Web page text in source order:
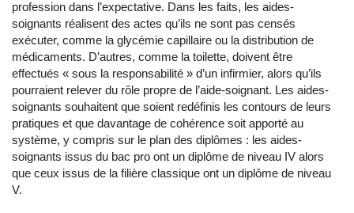
profession dans l’expectative. Dans les faits, les aides-
soignants réalisent des actes qu’ils ne sont pas censés
exécuter, comme la glycémie capillaire ou la distribution de
médicaments. D’autres, comme la toilette, doivent être
effectués « sous la responsabilité » d’un infirmier, alors qu’ils
pourraient relever du rôle propre de l’aide-soignant. Les aides-
soignants souhaitent que soient redéfinis les contours de leurs
pratiques et que davantage de cohérence soit apporté au
système, y compris sur le plan des diplômes : les aides-
soignants issus du bac pro ont un diplôme de niveau IV alors
que ceux issus de la filière classique ont un diplôme de niveau
V.